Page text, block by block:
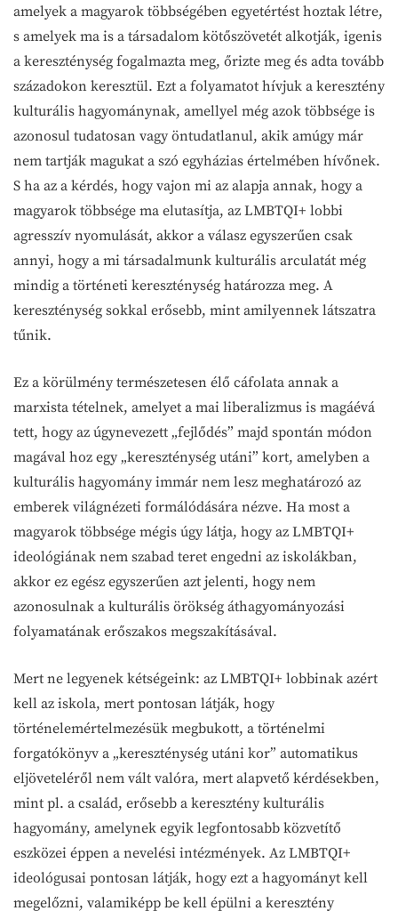
amelyek a magyarok többségében egyetértést hoztak létre,
s amelyek ma is a társadalom kötőszövetét alkotják, igenis
a kereszténység fogalmazta meg, őrizte meg és adta tovább
századokon keresztül. Ezt a folyamatot hívjuk a keresztény
kulturális hagyománynak, amellyel még azok többsége is
azonosul tudatosan vagy öntudatlanul, akik amúgy már
nem tartják magukat a szó egyházias értelmében hívőnek.
S ha az a kérdés, hogy vajon mi az alapja annak, hogy a
magyarok többsége ma elutasítja, az LMBTQI+ lobbi
agresszív nyomulását, akkor a válasz egyszerűen csak
annyi, hogy a mi társadalmunk kulturális arculatát még
mindig a történeti kereszténység határozza meg. A
kereszténység sokkal erősebb, mint amilyennek látszatra
tűnik.
Ez a körülmény természetesen élő cáfolata annak a
marxista tételnek, amelyet a mai liberalizmus is magáévá
tett, hogy az úgynevezett „fejlődés” majd spontán módon
magával hoz egy „kereszténység utáni” kort, amelyben a
kulturális hagyomány immár nem lesz meghatározó az
emberek világnézeti formálódására nézve. Ha most a
magyarok többsége mégis úgy látja, hogy az LMBTQI+
ideológiának nem szabad teret engedni az iskolákban,
akkor ez egész egyszerűen azt jelenti, hogy nem
azonosulnak a kulturális örökség áthagyományozási
folyamatának erőszakos megszakításával.
Mert ne legyenek kétségeink: az LMBTQI+ lobbinak azért
kell az iskola, mert pontosan látják, hogy
történelemértelmezésük megbukott, a történelmi
forgatókönyv a „kereszténység utáni kor” automatikus
eljöveteléről nem vált valóra, mert alapvető kérdésekben,
mint pl. a család, erősebb a keresztény kulturális
hagyomány, amelynek egyik legfontosabb közvetítő
eszközei éppen a nevelési intézmények. Az LMBTQI+
ideológusai pontosan látják, hogy ezt a hagyományt kell
megelőzni, valamiképp be kell épülni a keresztény